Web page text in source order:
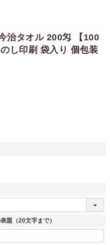
治タオル 200匁 【100
し印刷 袋入り 個包装
題（20文字まで）